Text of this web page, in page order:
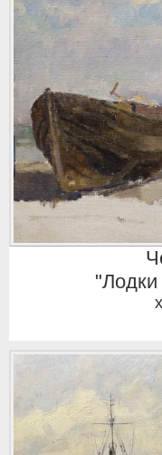
"Лодки